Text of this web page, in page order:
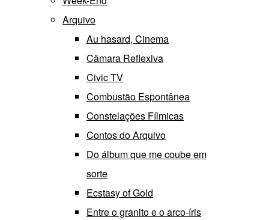
Arquivo
Au hasard, Cinema
Câmara Reflexiva
Civic TV
Combustão Espontânea
Constelações Fílmicas
Contos do Arquivo
Do álbum que me coube em
sorte
Ecstasy of Gold
Entre o granito e o arco-íris